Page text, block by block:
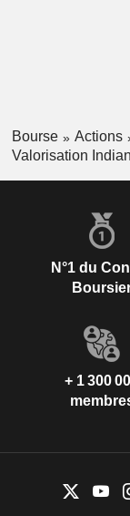
Bourse Actions
Valorisation
N°1 du
+ 1 300